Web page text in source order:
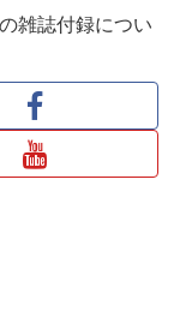
雑誌付録につい